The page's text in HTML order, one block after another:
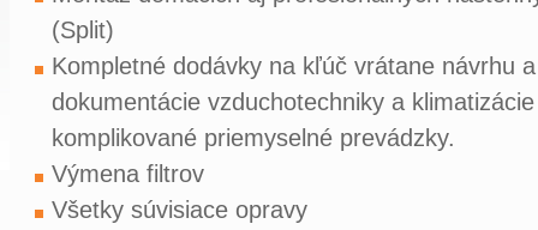
(Split)
Kompletné dodávky na kľúč vrátane návrhu
dokumentácie vzduchotechniky a
komplikované priemyselné prevádzky.
Výmena filtrov
Všetky súvisiace opravy